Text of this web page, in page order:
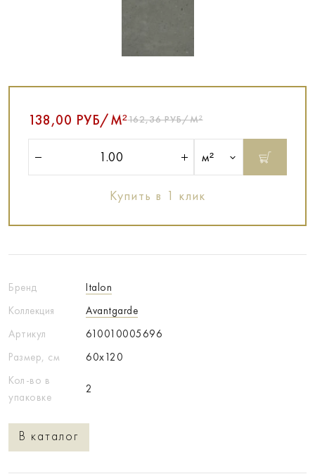
Бренд
Italon
Коллекция
Avantgarde
Артикул
610010005696
Размер, см
60x120
Кол-во в
упаковке
2
В каталог
138,00 РУБ/М²162,36 РУБ/М²
м²
Купить в 1 клик